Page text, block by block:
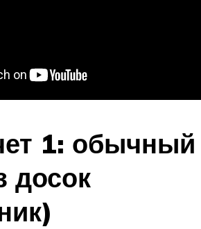
1: обычный
досок